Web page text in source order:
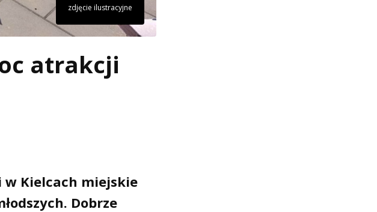
zdjęcie ilustracyjne
atrakcji
w Kielcach miejskie
Dobrze